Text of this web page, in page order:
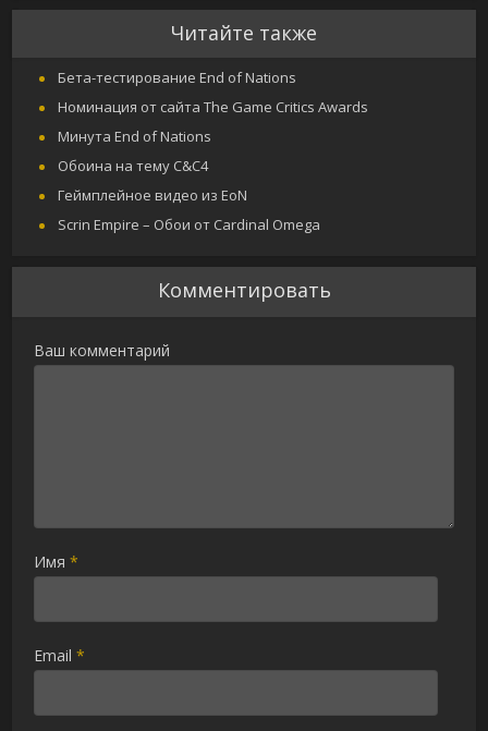
Читайте также
Бета-тестирование End of Nations
Номинация от сайта The Game Critics Awards
Минута End of Nations
Обоина на тему C&C4
Геймплейное видео из EoN
Scrin Empire – Обои от Cardinal Omega
Комментировать
Ваш комментарий
Имя*
Email*